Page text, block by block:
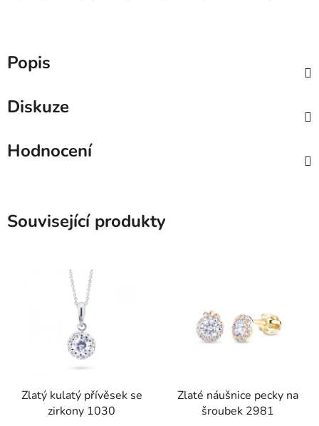
Popis
Diskuze
Hodnocení
Související produkty
Zlatý kulatý přívěsek se
zirkony 1030
Zlaté náušnice pecky na
šroubek 2981